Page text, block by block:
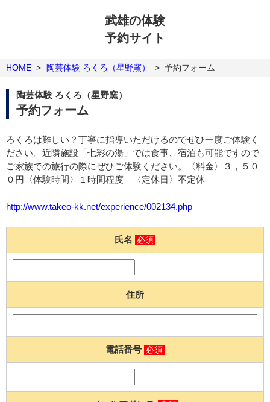
武雄の体験
予約サイト
HOME > 陶芸体験 ろくろ（星野窯） > 予約フォーム
陶芸体験 ろくろ（星野窯）
予約フォーム
ろくろは難しい？丁寧に指導いただけるのでぜひ一度ご体験く
ださい。近隣施設「七彩の湯」では食事、宿泊も可能ですので
ご家族での旅行の際にぜひご体験ください。〈料金〉３，５０
０円〈体験時間〉１時間程度 〈定休日〉不定休
http://www.takeo-kk.net/experience/002134.php
氏名 必須
住所
電話番号 必須